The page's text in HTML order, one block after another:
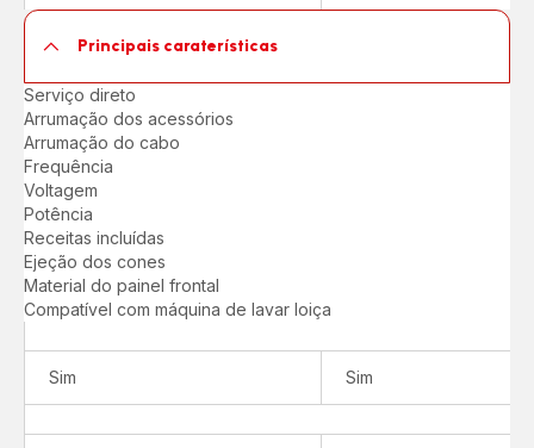
carrinho
RESPECT
carrinho
NECTAR
Principais caraterísticas
Serviço direto
Arrumação dos acessórios
Arrumação do cabo
Frequência
Voltagem
Potência
Receitas incluídas
Ejeção dos cones
Material do painel frontal
Compatível com máquina de lavar loiça
Sim Sim